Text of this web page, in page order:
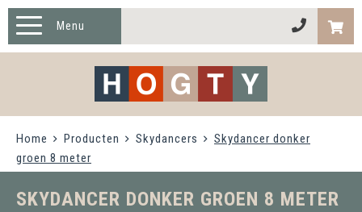
Menu
TWISTER XL
Home Producten Skydancers
Skydancer donker
groen 8 meter
SKYDANCER DONKER GROEN 8 METER